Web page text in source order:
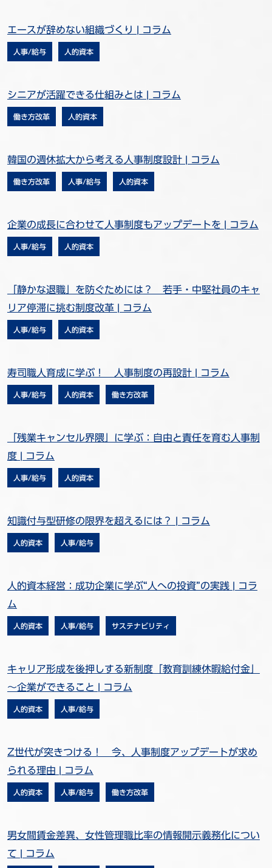
エースが辞めない組織づくり | コラム
人事/給与 人的資本
シニアが活躍できる仕組みとは | コラム
働き方改革 人的資本
韓国の週休拡大から考える人事制度設計 | コラム
働き方改革 人事/給与 人的資本
企業の成長に合わせて人事制度もアップデートを | コラム
人事/給与 人的資本
「静かな退職」を防ぐためには？ 若手・中堅社員のキャ
リア停滞に挑む制度改革 | コラム
人事/給与 人的資本
寿司職人育成に学ぶ！ 人事制度の再設計 | コラム
人事/給与 人的資本 働き方改革
「残業キャンセル界隈」に学ぶ：自由と責任を育む人事制
度 | コラム
人事/給与 人的資本
知識付与型研修の限界を超えるには？ | コラム
人的資本 人事/給与
人的資本経営：成功企業に学ぶ“人への投資”の実践 | コラ
ム
人的資本 人事/給与 サステナビリティ
キャリア形成を後押しする新制度「教育訓練休暇給付金」
～企業ができること | コラム
人的資本 人事/給与
Z世代が突きつける！ 今、人事制度アップデートが求め
られる理由 | コラム
人的資本 人事/給与 働き方改革
男女間賃金差異、女性管理職比率の情報開示義務化につい
て | コラム